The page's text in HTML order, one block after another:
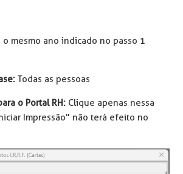
o mesmo ano indicado no passo 1
Todas as pessoas
o Portal RH: Clique apenas nessa
Impressão" não terá efeito no